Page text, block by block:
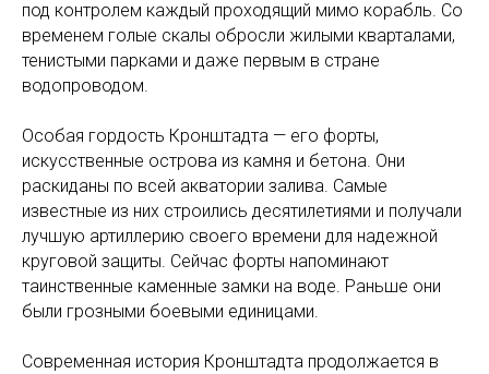
под контролем каждый проходящий мимо корабль. Со
временем голые скалы обросли жилыми кварталами,
тенистыми парками и даже первым в стране
водопроводом.
Особая гордость Кронштадта — его форты,
искусственные острова из камня и бетона. Они
раскиданы по всей акватории залива. Самые
известные из них строились десятилетиями и получали
лучшую артиллерию своего времени для надежной
круговой защиты. Сейчас форты напоминают
таинственные каменные замки на воде. Раньше они
были грозными боевыми единицами.
Современная история Кронштадта продолжается в